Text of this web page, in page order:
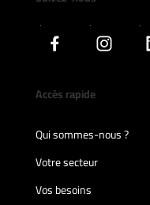
Accès rapide
Qui sommes-nous ?
Votre secteur
Vos besoins